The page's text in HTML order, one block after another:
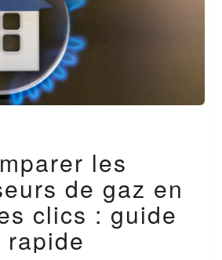
LES
FOURNISSEURS
DE
GAZ
EN
QUELQUES
CLICS
les
de gaz en
clics : guide
rapide